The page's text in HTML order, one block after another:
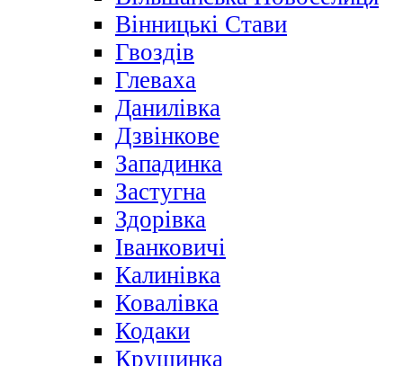
Вінницькі Стави
Гвоздів
Глеваха
Данилівка
Дзвінкове
Западинка
Застугна
Здорівка
Іванковичі
Калинівка
Ковалівка
Кодаки
Крушинка